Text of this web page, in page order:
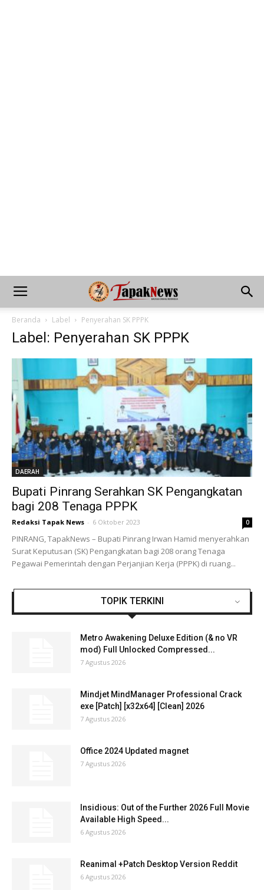
Beranda Label Penyerahan SK PPPK
Label: Penyerahan SK PPPK
DAERAH
Bupati Pinrang Serahkan SK Pengangkatan
bagi 208 Tenaga PPPK
Redaksi Tapak News - 6 Oktober 2023 0
PINRANG, TapakNews – Bupati Pinrang Irwan Hamid menyerahkan
Surat Keputusan (SK) Pengangkatan bagi 208 orang Tenaga
Pegawai Pemerintah dengan Perjanjian Kerja (PPPK) di ruang...
TOPIK TERKINI
Metro Awakening Deluxe Edition (& no VR
mod) Full Unlocked Compressed...
7 Agustus 2026
Mindjet MindManager Professional Crack
exe [Patch] [x32x64] [Clean] 2026
7 Agustus 2026
Office 2024 Updated magnet
7 Agustus 2026
Insidious: Out of the Further 2026 Full Movie
Available High Speed...
6 Agustus 2026
Reanimal +Patch Desktop Version Reddit
6 Agustus 2026